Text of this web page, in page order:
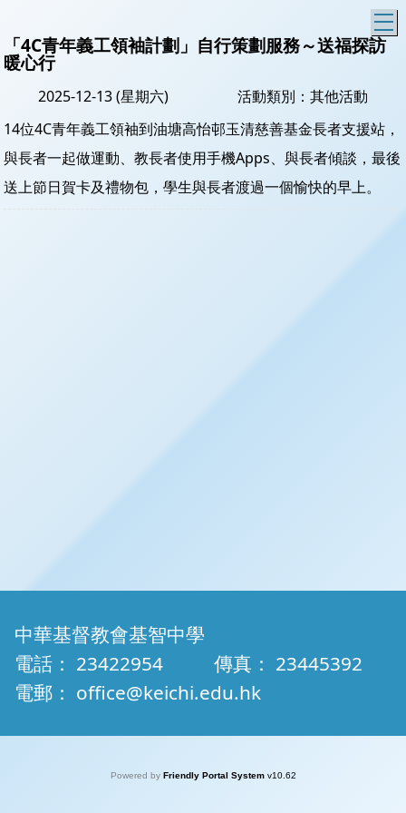
「4C青年義工領袖計劃」自行策劃服務～送福探訪暖
心行
2025-12-13 (星期六)
活動類別：其他活動
14位4C青年義工領袖到油塘高怡邨玉清慈善基金長者支援站，
與長者一起做運動、教長者使用手機Apps、與長者傾談，最後
送上節日賀卡及禮物包，學生與長者渡過一個愉快的早上。
中華基督教會基智中學
電話：
23422954 傳真： 23445392
電郵：
office@keichi.edu.hk
Powered by Friendly Portal System v10.62